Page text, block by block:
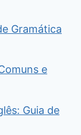
Gramática
e
Guia de